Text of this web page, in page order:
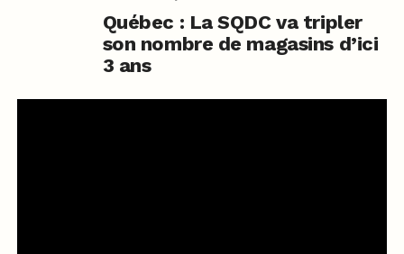
Québec : La SQDC va tripler
son nombre de magasins d’ici
3 ans